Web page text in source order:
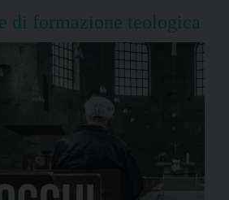
di formazione teologica